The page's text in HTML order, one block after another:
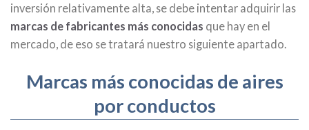
inversión relativamente alta, se debe intentar adquirir las
marcas de fabricantes más conocidas que hay en el
mercado, de eso se tratará nuestro siguiente apartado.
Marcas más conocidas de aires
por conductos